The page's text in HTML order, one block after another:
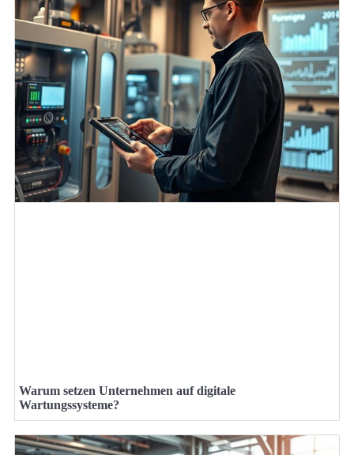
Warum setzen Unternehmen auf digitale
Wartungssysteme?